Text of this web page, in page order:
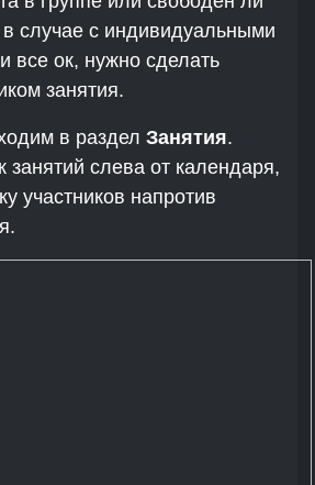
случае с индивидуальными
все ок, нужно сделать
занятия.
в раздел Занятия.
занятий слева от календаря,
участников напротив